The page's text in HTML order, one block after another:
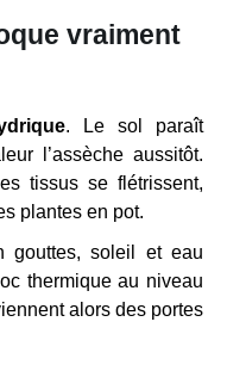
vraiment
. Le sol paraît
l’assèche aussitôt.
tissus se flétrissent,
plantes en pot.
gouttes, soleil et eau
thermique au niveau
alors des portes